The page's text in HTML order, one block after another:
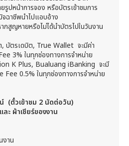
รูปหน้าการจอง หรือบัตรเข้าชมการ
ฉาชีพนำไปแอบอ้าง
กสูญหายหรือไม่ได้นำบัตรไปในวันงาน
, บัตรเดบิต, True Wallet จะมีค่า
3% ในทุกช่องทางการจำหน่าย
K Plus, Bualuang iBanking จะมี
0.5% ในทุกช่องทางการจำหน่าย
น์ (ตั๋วเข้าชม 2 นัดต่อวัน)
ะ ผ้าเชียร์ของงาน
งาน